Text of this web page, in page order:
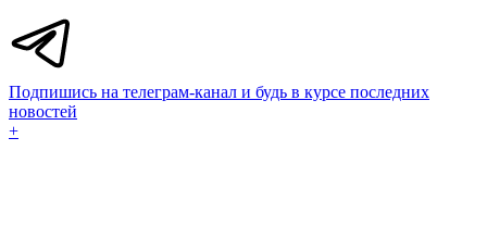
Подпишись на телеграм-канал и будь в курсе последних
новостей
+